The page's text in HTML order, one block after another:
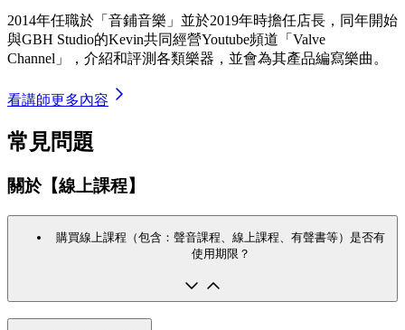
2014年任職於「音鋪音樂」並於2019年時擔任店長，同年開始
與GBH Studio的Kevin共同經營Youtube頻道「Valve
Channel」，介紹和評測各類樂器，並會為其產品編寫樂曲。
看講師更多內容
常見問題
關於【線上課程】
購買線上課程（包含：聲音課程、線上課程、有聲書等）是否有
使用期限？